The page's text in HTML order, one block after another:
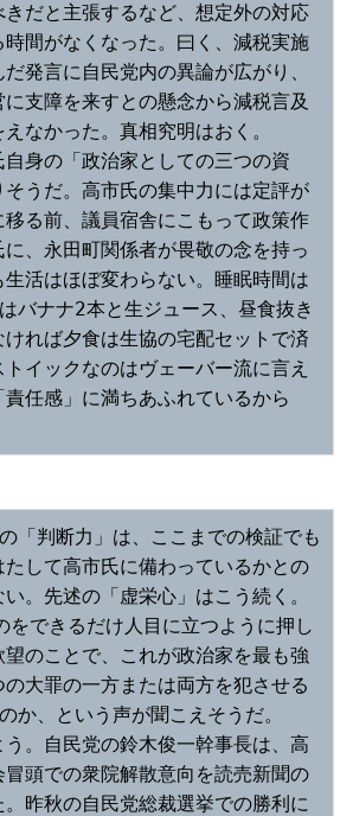
だと主張するなど、想定外の対応
時間がなくなった。曰く、減税実施
発言に自民党内の異論が広がり、
支障を来すとの懸念から減税言及
なかった。真相究明はおく。
身の「政治家としての三つの資
うだ。高市氏の集中力には定評が
る前、議員宿舎にこもって政策作
に、永田町関係者が畏敬の念を持っ
活はほぼ変わらない。睡眠時間は
バナナ2本と生ジュース、昼食抜き
ければ夕食は生協の宅配セットで済
イックなのはヴェーバー流に言え
任感」に満ちあふれているから
「判断力」は、ここまでの検証でも
たして高市氏に備わっているかとの
。先述の「虚栄心」はこう続く。
をできるだけ人目に立つように押し
のことで、これが政治家を最も強
の大罪の一方または両方を犯させる
か、という声が聞こえそうだ。
。自民党の鈴木俊一幹事長は、高
頭での衆院解散意向を読売新聞の
昨秋の自民党総裁選挙での勝利に